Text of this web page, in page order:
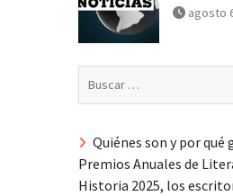
agosto
Quiénes son y por qué
Premios Anuales de
Historia 2025, los